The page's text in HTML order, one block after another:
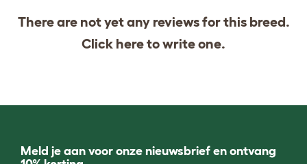
There are not yet any reviews for this breed.
Click hereto write one.
Meld je aan voor onze nieuwsbrief en ontvang